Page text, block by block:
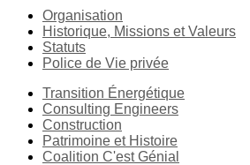
Organisation
Historique, Missions et Valeurs
Statuts
Police de Vie privée
Transition Énergétique
Consulting Engineers
Construction
Patrimoine et Histoire
Coalition C'est Génial